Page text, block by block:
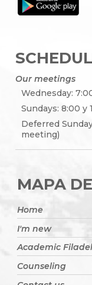
Our meetings
Wednesday:
Sundays: 8:00 y
Deferred
meeting)
MAPA
Home
I'm new
Academic
Counseling